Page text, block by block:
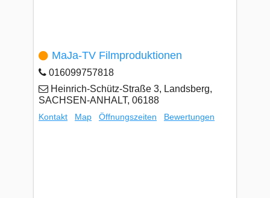
MaJa-TV Filmproduktionen
016099757818
Heinrich-Schütz-Straße 3, Landsberg,
SACHSEN-ANHALT, 06188
Kontakt Map Öffnungszeiten Bewertungen